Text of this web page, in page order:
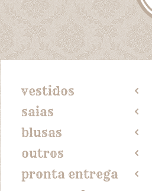
vestidos 2
saias 2
blusas 2
outros 2
pronta entrega 2